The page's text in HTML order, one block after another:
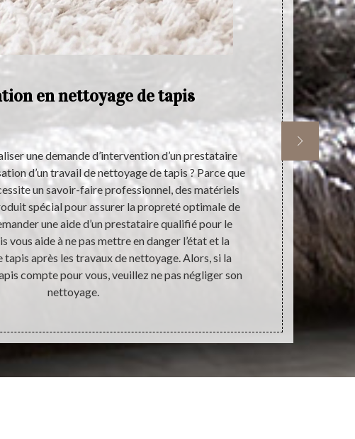
en nettoyage de tapis
une demande d’intervention d’un prestataire
d’un travail de nettoyage de tapis ? Parce que
un savoir-faire professionnel, des matériels
spécial pour assurer la propreté optimale de
une aide d’un prestataire qualifié pour le
vous aide à ne pas mettre en danger l’état et la
après les travaux de nettoyage. Alors, si la
compte pour vous, veuillez ne pas négliger son
nettoyage.
Quand
sur la
un tapis
question
qualifié.